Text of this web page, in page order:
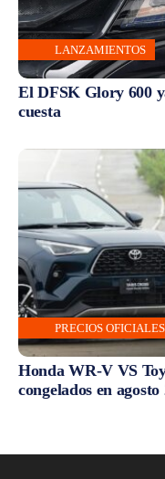
LANZAMIENTOS
El DFSK Glory 600
cuesta
PRECIOS OFICIALES
Honda WR-V VS
congelados en agosto